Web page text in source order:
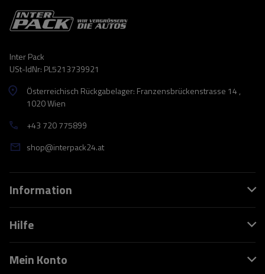
Inter Pack
USt-IdNr: PL5213739921
Österreichisch Rückgabelager: Franzensbrückenstrasse 14 ,
1020 Wien
+43 720 775899
shop@interpack24.at
Information
Hilfe
Mein Konto